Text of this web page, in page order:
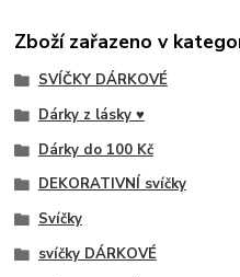
Zboží zařazeno v
SVÍČKY DÁRKOVÉ
Dárky z lásky ♥
Dárky do 100 Kč
DEKORATIVNÍ svíčky
Svíčky
svíčky DÁRKOVÉ